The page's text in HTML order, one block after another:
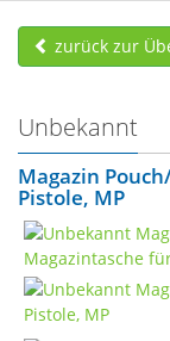
zurück zur
Unbekannt
Magazin
Pistole, MP